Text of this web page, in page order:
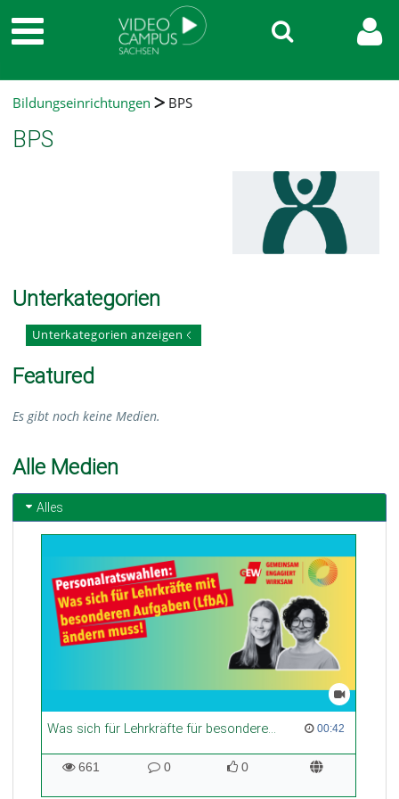
Bildungseinrichtungen BPS
BPS
Unterkategorien
Unterkategorien anzeigen
Featured
Es gibt noch keine Medien.
Alle Medien
Alles
Was sich für Lehrkräfte für besondere Aufgaben (LfbA) ändern muss 00:42
00:42 duration
661
0
0